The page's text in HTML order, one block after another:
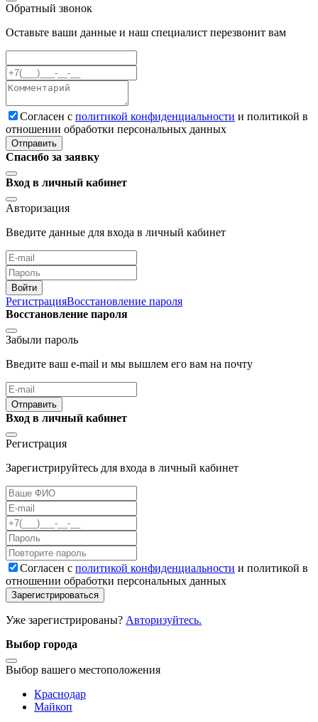
Обратный звонок
Оставьте ваши данные и наш специалист перезвонит вам
Cогласен с политикой конфиденциальности и политикой в
отношении обработки персональных данных
Отправить
Спасибо за заявку
Вход в личный кабинет
Авторизация
Введите данные для входа в личный кабинет
Войти
РегистрацияВосстановление пароля
Восстановление пароля
Забыли пароль
Введите ваш e-mail и мы вышлем его вам на почту
Отправить
Вход в личный кабинет
Регистрация
Зарегистрируйтесь для входа в личный кабинет
Cогласен с политикой конфиденциальности и политикой в
отношении обработки персональных данных
Зарегистрироваться
Уже зарегистрированы? Авторизуйтесь.
Выбор города
Выбор вашего местоположения
Краснодар
Майкоп